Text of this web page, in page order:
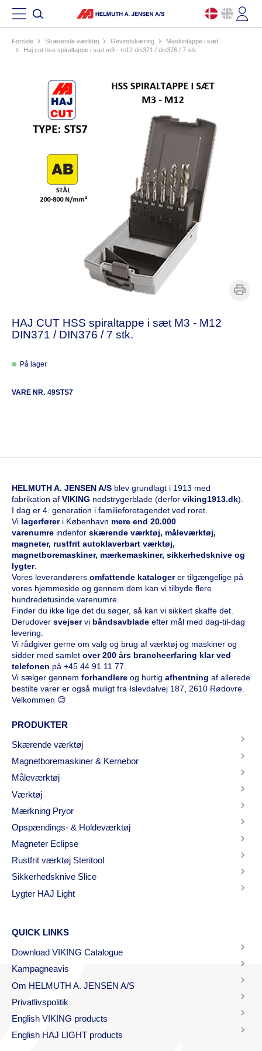
Forside skærende værktøj gevindskæring
maskintappe i sæt
haj cut hss spiraltappe i sæt m3 - m12 din371 / din376 / 7 stk.
HAJ CUT HSS spiraltappe i sæt M3 - M12
DIN371 / DIN376 / 7 stk.
På lager
VARE NR. 49STS7
HELMUTH A. JENSEN A/S blev grundlagt i 1913 med
fabrikation af VIKING nedstrygerblade (derfor viking1913.dk).
I dag er 4. generation i familieforetagendet ved roret.
Vi lagerfører i København mere end 20.000
varenumre indenfor skærende værktøj, måleværktøj,
magneter, rustfrit autoklaverbart værktøj,
magnetboremaskiner, mærkemaskiner, sikkerhedsknive og
lygter.
Vores leverandørers omfattende katalogerer tilgængelige på
vores hjemmeside og gennem dem kan vi tilbyde flere
hundredetusinde varenumre.
Finder du ikke lige det du søger, så kan vi sikkert skaffe det.
Derudover svejservi båndsavblade efter mål med dag-til-dag
levering.
Vi rådgiver gerne om valg og brug af værktøj og maskiner og
sidder med samlet over 200 års brancheerfaring klar ved
telefonen på +45 44 91 11 77
Vi sælger gennem forhandlere og hurtig afhentning af allerede
bestilte varer er også muligt fra Islevdalvej 187, 2610 Rødovre.
Velkommen 😊
PRODUKTER
Skærende værktøj
Magnetboremaskiner & Kernebor
Måleværktøj
Værktøj
Mærkning Pryor
Opspændings- & Holdeværktøj
Magneter Eclipse
Rustfrit værktøj Steritool
Sikkerhedsknive Slice
Lygter HAJ Light
QUICK LINKS
Download VIKING Catalogue
Kampagneavis
Om HELMUTH A. JENSEN A/S
Privatlivspolitik
English VIKING products
English HAJ LIGHT products